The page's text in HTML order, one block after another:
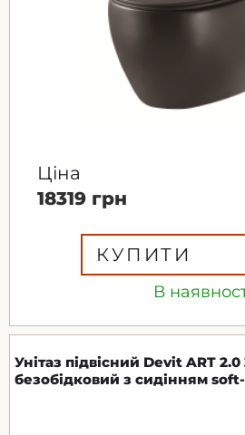
В
Ціна
18319 грн
КУПИТИ
Унітаз підвісний Devit ART
безобідковий з сидінням